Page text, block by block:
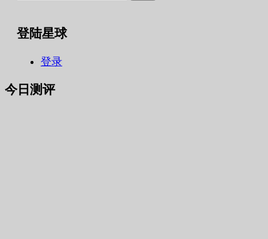
登陆星球
登录
今日测评